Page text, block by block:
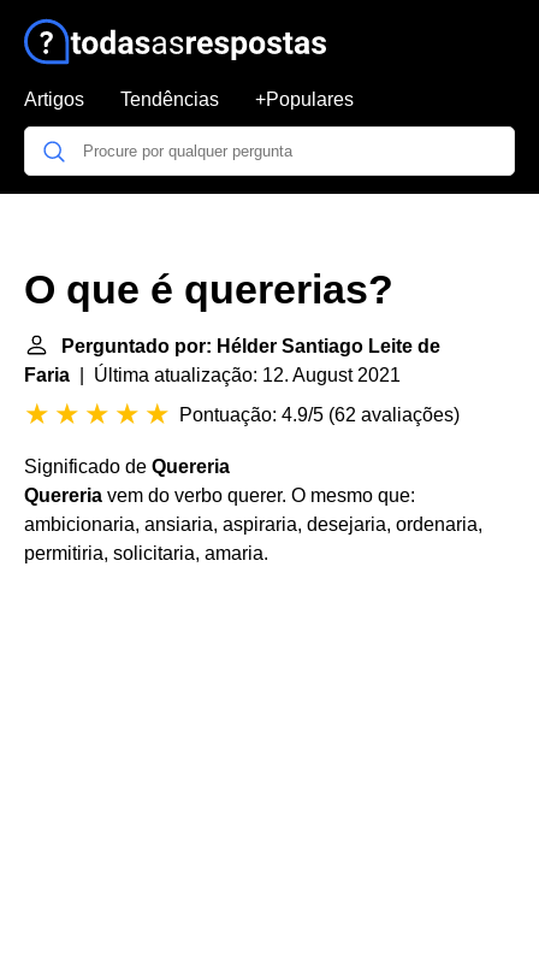
Artigos Tendências +Populares
O que é quererias?
Perguntado por: Hélder Santiago Leite de
Faria | Última atualização: 12. August 2021
Pontuação: 4.9/5 (62 avaliações)
Significado de Quereria
Quereria vem do verbo querer. O mesmo que:
ambicionaria, ansiaria, aspiraria, desejaria, ordenaria,
permitiria, solicitaria, amaria.